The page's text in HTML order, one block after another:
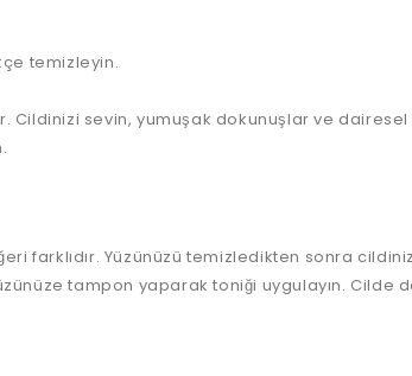
temizleyin.
sevin, yumuşak dokunuşlar ve dairesel
farklıdır. Yüzünüzü temizledikten sonra
tampon yaparak toniği uygulayın.